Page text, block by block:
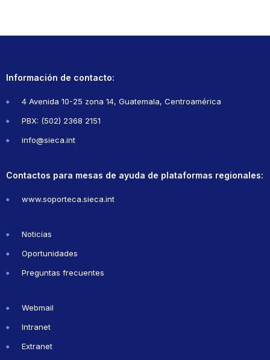
Información de contacto:
4 Avenida 10-25 zona 14, Guatemala, Centroamérica
PBX: (502) 2368 2151
info@sieca.int
Contactos para mesas de ayuda de plataformas regionales:
www.soporteca.sieca.int
Noticias
Oportunidades
Preguntas frecuentes
Webmail
Intranet
Extranet